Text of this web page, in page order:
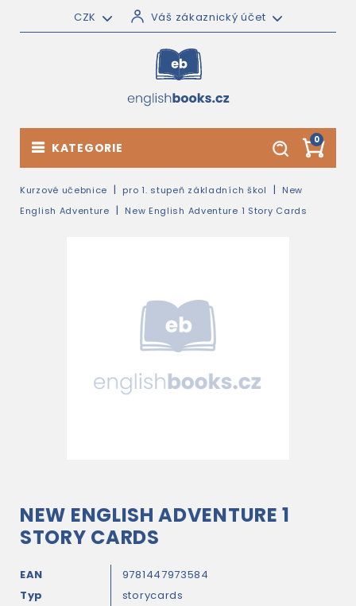
CZK Váš zákaznický účet
0
KATEGORIE
Kurzové učebnice pro 1. stupeň základních škol
New
English Adventure
New English Adventure 1 Story Cards
NEW ENGLISH ADVENTURE 1
STORY CARDS
EAN
9781447973584
Typ
storycards